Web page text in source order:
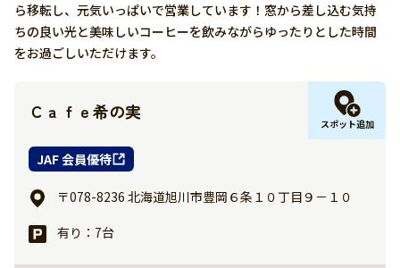
ら移転し、元気いっぱいで営業しています！窓から差し込む気持
ちの良い光と美味しいコーヒーを飲みながらゆったりとした時間
をお過ごしいただけます。
Ｃａｆｅ希の実
スポット追加
JAF 会員優待
〒078-8236 北海道旭川市豊岡６条１０丁目９－１０
有り：7台